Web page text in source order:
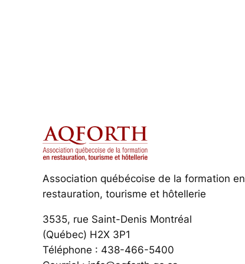
Association québécoise de la formation en
restauration, tourisme et hôtellerie
3535, rue Saint-Denis Montréal
(Québec) H2X 3P1
Téléphone : 438-466-5400